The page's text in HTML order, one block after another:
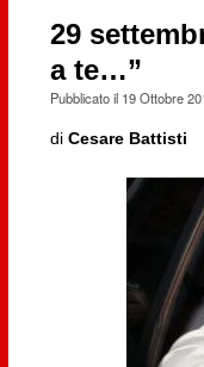
29
a te…”
Pubblicato il 19 Ottobre
di Cesare Battisti